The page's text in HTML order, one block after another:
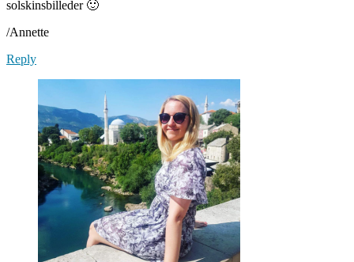
solskinsbilleder 🙂
/Annette
Reply